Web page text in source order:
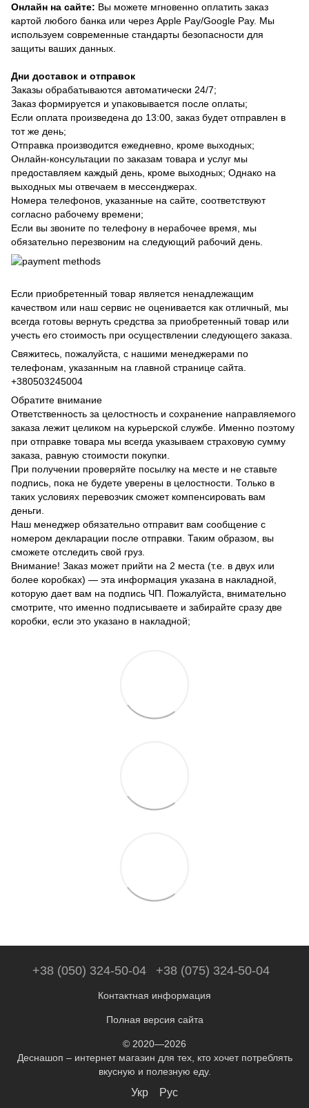
Онлайн на сайте: Вы можете мгновенно оплатить заказ
картой любого банка или через Apple Pay/Google Pay. Мы
используем современные стандарты безопасности для
защиты ваших данных.
Дни доставок и отправок
Заказы обрабатываются автоматически 24/7;
Заказ формируется и упаковывается после оплаты;
Если оплата произведена до 13:00, заказ будет отправлен в
тот же день;
Отправка производится ежедневно, кроме выходных;
Онлайн-консультации по заказам товара и услуг мы
предоставляем каждый день, кроме выходных; Однако на
выходных мы отвечаем в мессенджерах.
Номера телефонов, указанные на сайте, соответствуют
согласно рабочему времени;
Если вы звоните по телефону в нерабочее время, мы
обязательно перезвоним на следующий рабочий день.
Если приобретенный товар является ненадлежащим
качеством или наш сервис не оценивается как отличный, мы
всегда готовы вернуть средства за приобретенный товар или
учесть его стоимость при осуществлении следующего заказа.
Свяжитесь, пожалуйста, с нашими менеджерами по
телефонам, указанным на главной странице сайта.
+380503245004
Обратите внимание
Ответственность за целостность и сохранение направляемого
заказа лежит целиком на курьерской службе. Именно поэтому
при отправке товара мы всегда указываем страховую сумму
заказа, равную стоимости покупки.
При получении проверяйте посылку на месте и не ставьте
подпись, пока не будете уверены в целостности. Только в
таких условиях перевозчик сможет компенсировать вам
деньги.
Наш менеджер обязательно отправит вам сообщение с
номером декларации после отправки. Таким образом, вы
сможете отследить свой груз.
Внимание! Заказ может прийти на 2 места (т.е. в двух или
более коробках) — эта информация указана в накладной,
которую дает вам на подпись ЧП. Пожалуйста, внимательно
смотрите, что именно подписываете и забирайте сразу две
коробки, если это указано в накладной;
+38 (050) 324-50-04 +38 (075) 324-50-04
Контактная информация
Полная версия сайта
© 2020—2026
Деснашоп – интернет магазин для тех, кто хочет потреблять
вкусную и полезную еду.
Укр Рус